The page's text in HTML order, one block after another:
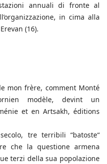
annuali di fronte al
in cima alla
(16).
mon frère, comment Monté
modèle, devint un
et en Artsakh, éditions
tre terribili “batoste“
che la questione armena
terzi della sua popolazione